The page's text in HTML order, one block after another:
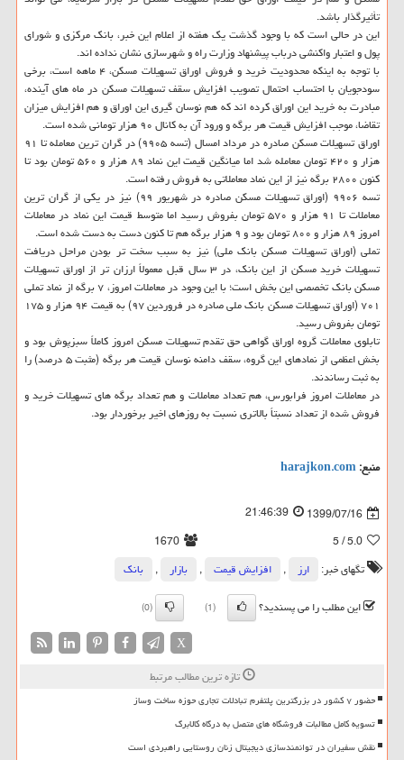
تأثیرگذار باشد.
این در حالی است که با وجود گذشت یک هفته از اعلام این خبر، بانک مرکزی و شورای
پول و اعتبار واکنشی درباب پیشنهاد وزارت راه و شهرسازی نشان نداده اند.
با توجه به اینکه محدودیت خرید و فروش اوراق تسهیلات مسکن، ۴ ماهه است، برخی
سودجویان با احتساب احتمال تصویب افزایش سقف تسهیلات مسکن در ماه های آینده،
مبادرت به خرید این اوراق کرده اند که هم نوسان گیری این اوراق و هم افزایش میزان
تقاضا، موجب افزایش قیمت هر برگه و ورود آن به کانال ۹۰ هزار تومانی شده است.
اوراق تسهیلات مسکن صادره در مرداد امسال (تسه ۹۹۰۵) در گران ترین معامله تا ۹۱
هزار و ۴۲۰ تومان معامله شد اما میانگین قیمت این نماد ۸۹ هزار و ۵۶۰ تومان بود تا
کنون ۲۸۰۰ برگه نیز از این نماد معاملاتی به فروش رفته است.
تسه ۹۹۰۶ (اوراق تسهیلات مسکن صادره در شهریور ۹۹) نیز در یکی از گران ترین
معاملات تا ۹۱ هزار و ۵۷۰ تومان بفروش رسید اما متوسط قیمت این نماد در معاملات
امروز ۸۹ هزار و ۸۰۰ تومان بود و ۹ هزار برگه هم تا کنون دست به دست شده است.
تملی (اوراق تسهیلات مسکن بانک ملی) نیز به سبب سخت تر بودن مراحل دریافت
تسهیلات خرید مسکن از این بانک، در ۳ سال قبل معمولاً ارزان تر از اوراق تسهیلات
مسکن بانک تخصصی این بخش است؛ با این وجود در معاملات امروز، ۷ برگه از نماد تملی
۷۰۱ (اوراق تسهیلات مسکن بانک ملی صادره در فروردین ۹۷) به قیمت ۹۴ هزار و ۱۷۵
تومان بفروش رسید.
تابلوی معاملات گروه اوراق گواهی حق تقدم تسهیلات مسکن امروز کاملاً سبزپوش بود و
بخش اعظمی از نمادهای این گروه، سقف دامنه نوسان قیمت هر برگه (مثبت ۵ درصد) را
به ثبت رساندند.
در معاملات امروز فرابورس، هم تعداد معاملات و هم تعداد برگه های تسهیلات خرید و
فروش شده از تعداد نسبتاً بالاتری نسبت به روزهای اخیر برخوردار بود.
منبع:harajkon.com
1399/07/16
21:46:39
5.0
/ 5
1670
تگهای خبر:
ارز , افزایش قیمت , بازار ,
بانك
این مطلب را می پسندید؟
(1)
(0)
X
تازه ترین مطالب مرتبط
حضور ۷ کشور در بزرگترین پلتفرم تبادلات تجاری حوزه ساخت وساز
تسویه کامل مطالبات فروشگاه های متصل به درگاه کالابرگ
نقش سفیران در توانمندسازی دیجیتال زنان روستایی راهبردی است